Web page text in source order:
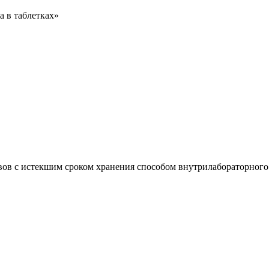
в таблетках»
с истекшим сроком хранения способом внутрилабораторного